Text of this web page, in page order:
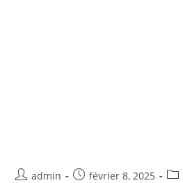
admin février 8, 2025